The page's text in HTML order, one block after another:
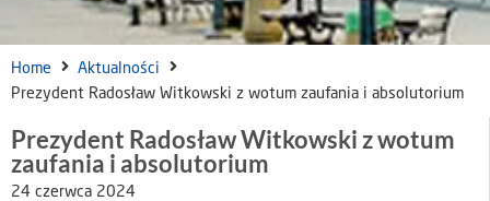
Home
Aktualności
Prezydent Radosław Witkowski z wotum zaufania i absolutorium
Prezydent Radosław Witkowski z wotum
zaufania i absolutorium
24 czerwca 2024